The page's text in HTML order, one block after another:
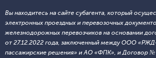
Вы находитесь на сайте субагента, который
электронных проездных и перевозочных
железнодорожных перевозчиков на основании
от 27.12.2022 года, заключенный между ООО
пассажирские решения» и АО «ФПК», и Договор